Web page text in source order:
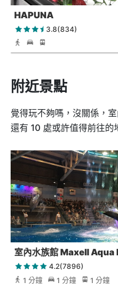
HAPUNA
3.8(834)
附近景點
覺得玩不夠嗎，沒關係，
還有 10 處或許值得前往的
室內水族館 Maxell Aqua
4.2(7896)
1 分鐘
1 分鐘 1 分鐘